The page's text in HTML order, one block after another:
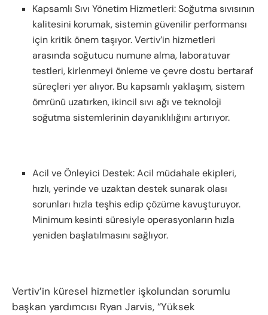
Kapsamlı Sıvı Yönetim Hizmetleri: Soğutma sıvısının
kalitesini korumak, sistemin güvenilir performansı
için kritik önem taşıyor. Vertiv’in hizmetleri
arasında soğutucu numune alma, laboratuvar
testleri, kirlenmeyi önleme ve çevre dostu bertaraf
süreçleri yer alıyor. Bu kapsamlı yaklaşım, sistem
ömrünü uzatırken, ikincil sıvı ağı ve teknoloji
soğutma sistemlerinin dayanıklılığını artırıyor.
Acil ve Önleyici Destek: Acil müdahale ekipleri,
hızlı, yerinde ve uzaktan destek sunarak olası
sorunları hızla teşhis edip çözüme kavuşturuyor.
Minimum kesinti süresiyle operasyonların hızla
yeniden başlatılmasını sağlıyor.
Vertiv’in küresel hizmetler işkolundan sorumlu
başkan yardımcısı Ryan Jarvis, “Yüksek